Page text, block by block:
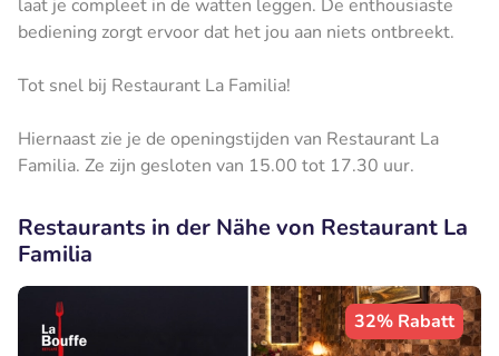
laat je compleet in de watten leggen. De enthousiaste
bediening zorgt ervoor dat het jou aan niets ontbreekt.
Tot snel bij Restaurant La Familia!
Hiernaast zie je de openingstijden van Restaurant La
Familia. Ze zijn gesloten van 15.00 tot 17.30 uur.
Restaurants in der Nähe von Restaurant La
Familia
32% Rabatt